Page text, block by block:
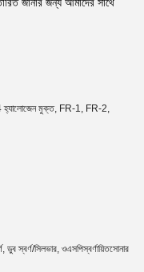
মুক্ত, FR-1, FR-2,
ডুব স্বর্ণ/সিলভার, ওএসপিস্বর্ণায়িতসোনার